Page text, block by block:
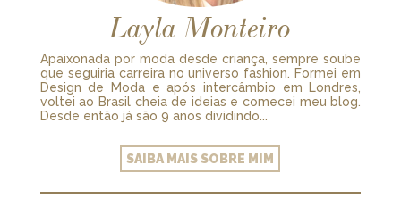
Layla Monteiro
Apaixonada por moda desde criança, sempre soube
que seguiria carreira no universo fashion. Formei em
Design de Moda e após intercâmbio em Londres,
voltei ao Brasil cheia de ideias e comecei meu blog.
Desde então já são 9 anos dividindo...
SAIBA MAIS SOBRE MIM